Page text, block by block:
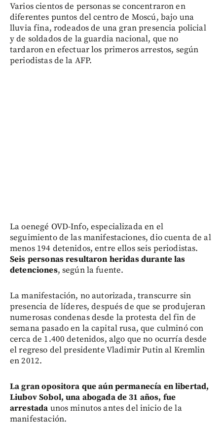
Varios cientos de personas se concentraron en
diferentes puntos del centro de Moscú, bajo una
lluvia fina, rodeados de una gran presencia policial
y de soldados de la guardia nacional, que no
tardaron en efectuar los primeros arrestos, según
periodistas de la AFP.
La oenegé OVD-Info, especializada en el
seguimiento de las manifestaciones, dio cuenta de al
menos 194 detenidos, entre ellos seis periodistas.
Seis personas resultaron heridas durante las
detenciones, según la fuente.
La manifestación, no autorizada, transcurre sin
presencia de líderes, después de que se produjeran
numerosas condenas desde la protesta del fin de
semana pasado en la capital rusa, que culminó con
cerca de 1.400 detenidos, algo que no ocurría desde
el regreso del presidente Vladimir Putin al Kremlin
en 2012.
La gran opositora que aún permanecía en libertad,
Liubov Sobol, una abogada de 31 años, fue
arrestada unos minutos antes del inicio de la
manifestación.